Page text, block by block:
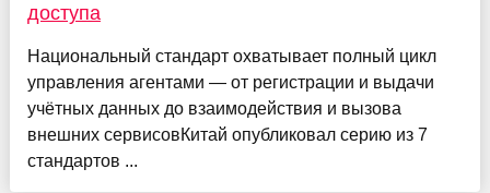
доступа
Национальный стандарт охватывает полный цикл
управления агентами — от регистрации и выдачи
учётных данных до взаимодействия и вызова
внешних сервисовКитай опубликовал серию из 7
стандартов ...